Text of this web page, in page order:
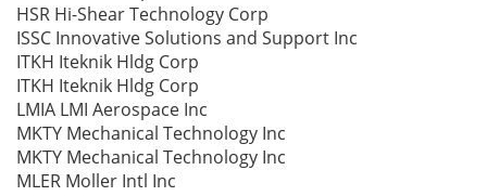
HSR Hi-Shear Technology Corp
ISSC Innovative Solutions and Support Inc
ITKH Iteknik Hldg Corp
ITKH Iteknik Hldg Corp
LMIA LMI Aerospace Inc
MKTY Mechanical Technology Inc
MKTY Mechanical Technology Inc
MLER Moller Intl Inc